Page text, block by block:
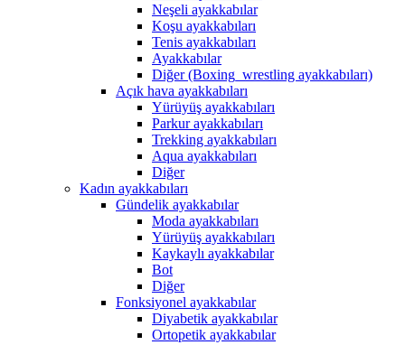
Neşeli ayakkabılar
Koşu ayakkabıları
Tenis ayakkabıları
Ayakkabılar
Diğer (Boxing_wrestling ayakkabıları)
Açık hava ayakkabıları
Yürüyüş ayakkabıları
Parkur ayakkabıları
Trekking ayakkabıları
Aqua ayakkabıları
Diğer
Kadın ayakkabıları
Gündelik ayakkabılar
Moda ayakkabıları
Yürüyüş ayakkabıları
Kaykaylı ayakkabılar
Bot
Diğer
Fonksiyonel ayakkabılar
Diyabetik ayakkabılar
Ortopetik ayakkabılar